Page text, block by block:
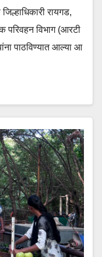
रायगड,
परिवहन विभाग (आरटी
पाठविण्यात आल्या आ